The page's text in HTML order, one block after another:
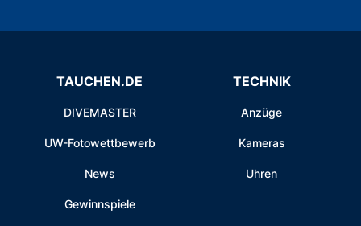
TAUCHEN.DE
DIVEMASTER
UW-Fotowettbewerb
News
Gewinnspiele
TECHNIK
Anzüge
Kameras
Uhren